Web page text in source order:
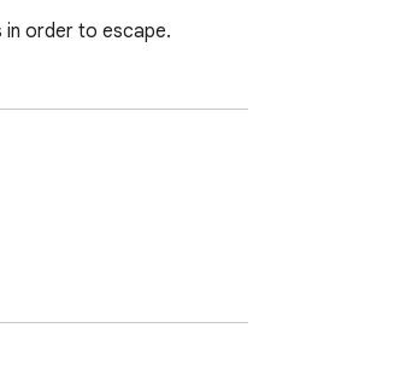
in order to escape.